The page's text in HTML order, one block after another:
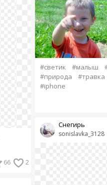
66 2
#светик #малыш
#природа
#травка
#iphone
sonislavka_3128
Снегирь